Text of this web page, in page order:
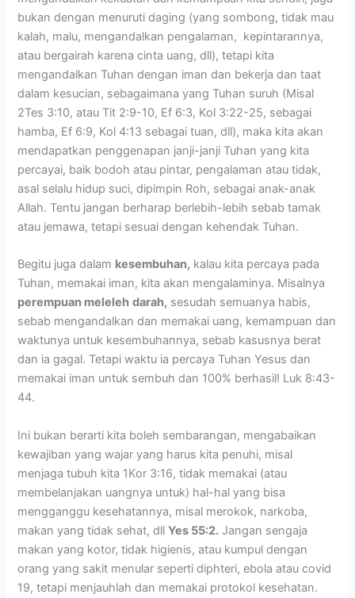
bukan dengan menuruti daging (yang sombong, tidak mau
kalah, malu, mengandalkan pengalaman, kepintarannya,
atau bergairah karena cinta uang, dll), tetapi kita
mengandalkan Tuhan dengan iman dan bekerja dan taat
dalam kesucian, sebagaimana yang Tuhan suruh (Misal
2Tes 3:10, atau Tit 2:9-10, Ef 6:3, Kol 3:22-25, sebagai
hamba, Ef 6:9, Kol 4:13 sebagai tuan, dll), maka kita akan
mendapatkan penggenapan janji-janji Tuhan yang kita
percayai, baik bodoh atau pintar, pengalaman atau tidak,
asal selalu hidup suci, dipimpin Roh, sebagai anak-anak
Allah. Tentu jangan berharap berlebih-lebih sebab tamak
atau jemawa, tetapi sesuai dengan kehendak Tuhan.
Begitu juga dalam kesembuhan, kalau kita percaya pada
Tuhan, memakai iman, kita akan mengalaminya. Misalnya
perempuan meleleh darah, sesudah semuanya habis,
sebab mengandalkan dan memakai uang, kemampuan dan
waktunya untuk kesembuhannya, sebab kasusnya berat
dan ia gagal. Tetapi waktu ia percaya Tuhan Yesus dan
memakai iman untuk sembuh dan 100% berhasil! Luk 8:43-
44.
Ini bukan berarti kita boleh sembarangan, mengabaikan
kewajiban yang wajar yang harus kita penuhi, misal
menjaga tubuh kita 1Kor 3:16, tidak memakai (atau
membelanjakan uangnya untuk) hal-hal yang bisa
mengganggu kesehatannya, misal merokok, narkoba,
makan yang tidak sehat, dllYes 55:2. Jangan sengaja
makan yang kotor, tidak higienis, atau kumpul dengan
orang yang sakit menular seperti diphteri, ebola atau covid
19, tetapi menjauhlah dan memakai protokol kesehatan.